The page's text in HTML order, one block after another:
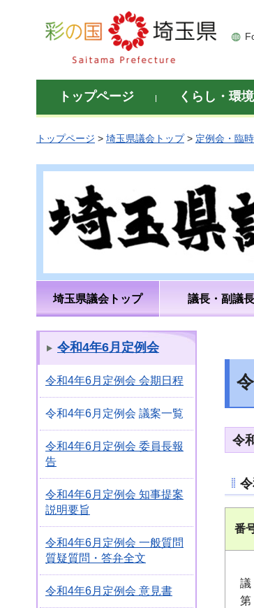
彩の国 埼玉県
トップページ くらし・環境
トップページ > 埼玉県議会トップ> 定例会・臨
埼玉県議会トップ 議長・副議長
令和4年6月定例会
令和4年6月定例会 会期日程
令和4年6月定例会 議案一覧
令和4年6月定例会 委員長報
告
令和4年6月定例会 知事提案
説明要旨
令和4年6月定例会 一般質問
質疑質問・答弁全文
令和4年6月定例会 意見書
令
番
議
第